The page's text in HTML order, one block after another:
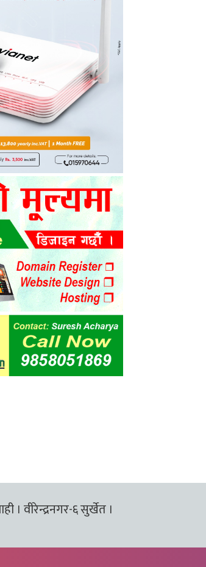
। वीरेन्द्रनगर-६ सुर्खेत ।